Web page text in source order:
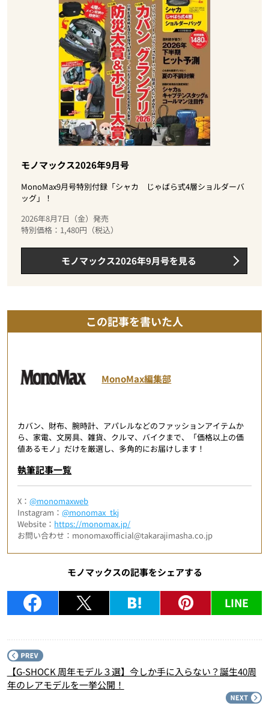
モノマックス2026年9月号
MonoMax9月号特別付録「シャカ じゃばら式4層ショルダーバ
ッグ」！
2026年8月7日（金）発売
特別価格：1,480円（税込）
モノマックス2026年9月号を見る
この記事を書いた人
MonoMax編集部
カバン、財布、腕時計、アパレルなどのファッションアイテムか
ら、家電、文房具、雑貨、クルマ、バイクまで、「価格以上の価
値あるモノ」だけを厳選し、多角的にお届けします！
執筆記事一覧
X：@monomaxweb
Instagram：@monomax_tkj
Website： https://monomax.jp/
お問い合わせ：monomaxofficial@takarajimasha.co.jp
モノマックスの記事をシェアする
LINE
【G-SHOCK 周年モデル３選】今しか手に入らない？誕生40周
年のレアモデルを一挙公開！